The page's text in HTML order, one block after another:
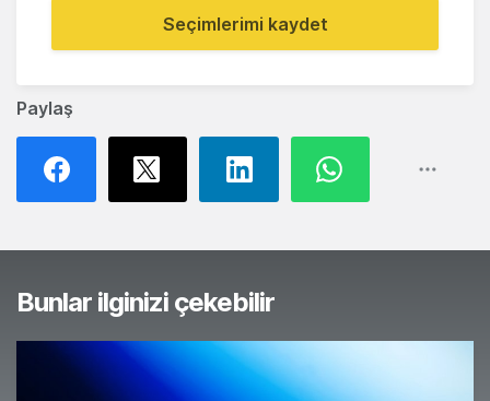
Paylaş
Seçimlerimi kaydet
Bunlar ilginizi çekebilir